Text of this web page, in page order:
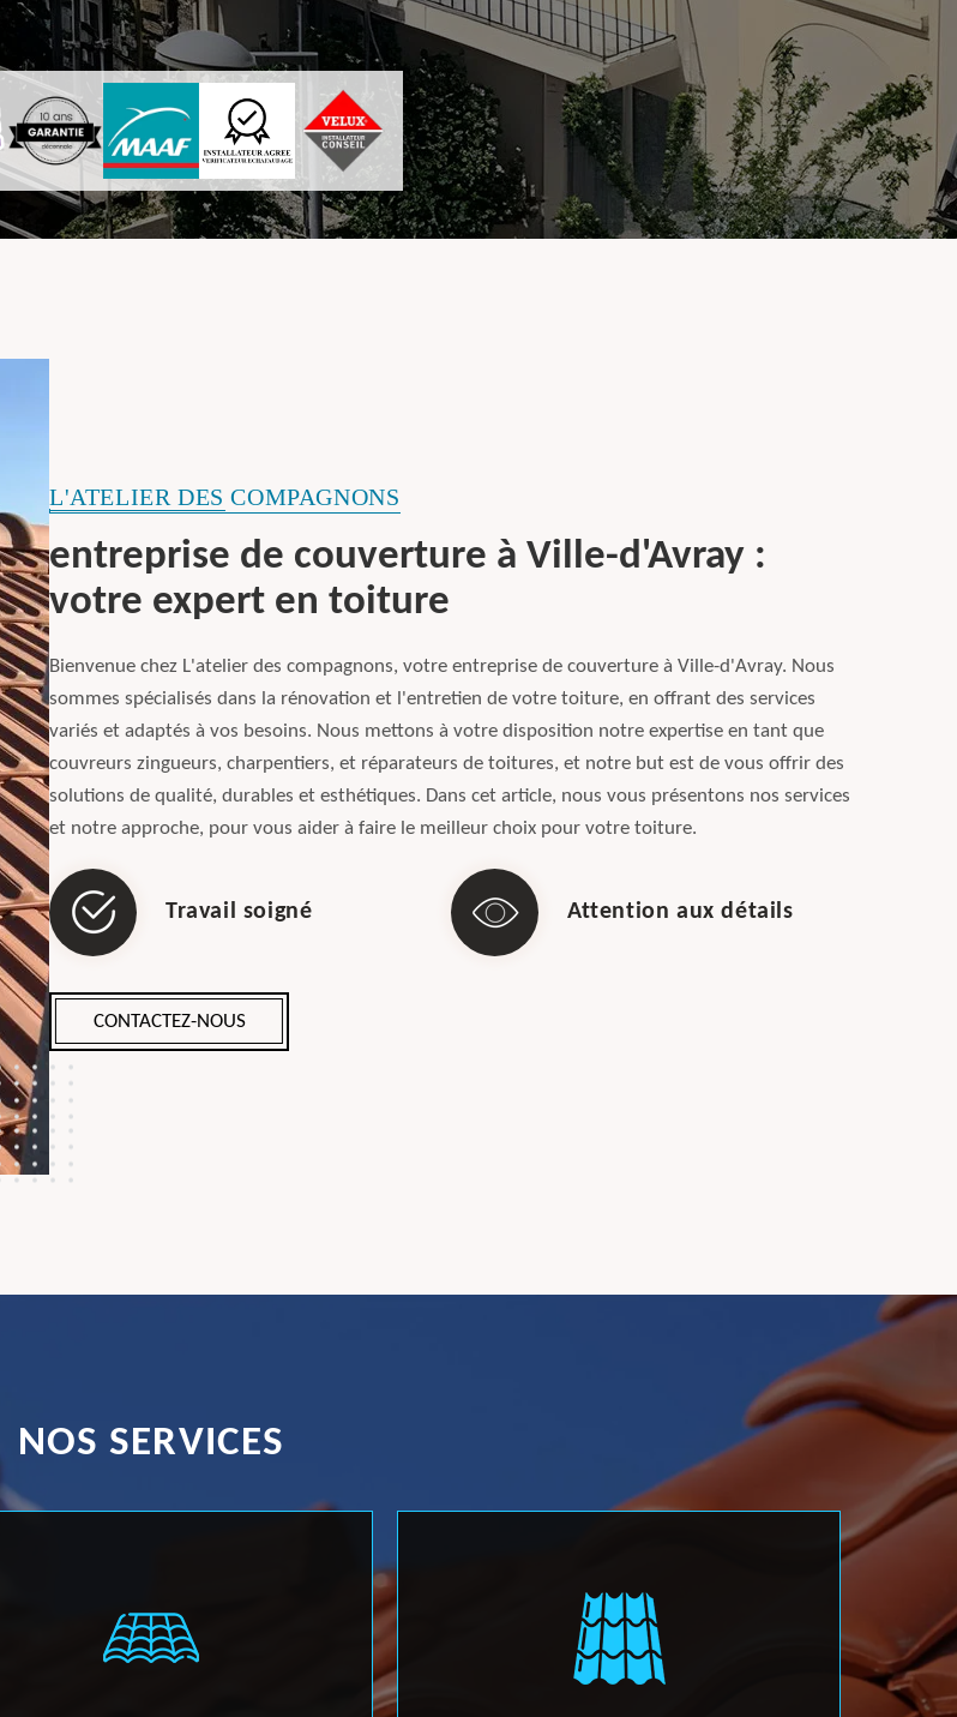
L'ATELIER DES COMPAGNONS
entreprise de couverture à Ville-d'Avray :
votre expert en toiture
Bienvenue chez L'atelier des compagnons, votre entreprise de couverture à Ville-d'Avray. Nous
sommes spécialisés dans la rénovation et l'entretien de votre toiture, en offrant des services
variés et adaptés à vos besoins. Nous mettons à votre disposition notre expertise en tant que
couvreurs zingueurs, charpentiers, et réparateurs de toitures, et notre but est de vous offrir des
solutions de qualité, durables et esthétiques. Dans cet article, nous vous présentons nos services
et notre approche, pour vous aider à faire le meilleur choix pour votre toiture.
Travail soigné Attention aux détails
CONTACTEZ-NOUS
NOS SERVICES